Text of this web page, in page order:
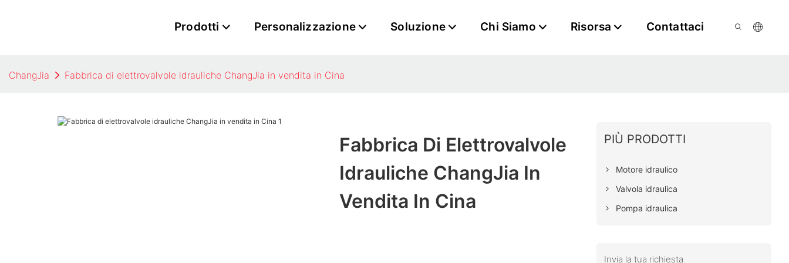
Prodotti Personalizzazione Soluzione Chi Siamo Risorsa Contattaci
ChangJia Fabbrica di elettrovalvole idrauliche ChangJia in vendita in Cina
Fabbrica Di Elettrovalvole
Idrauliche ChangJia In
Vendita In Cina
PIÙ PRODOTTI
Motore idraulico
Valvola idraulica
Pompa idraulica
Invia la tua richiesta